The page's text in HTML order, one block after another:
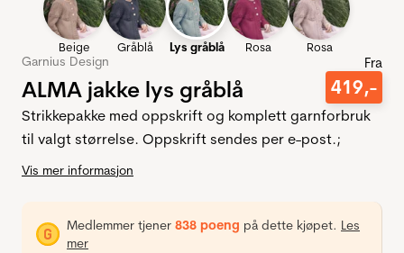
Beige Gråblå Lys gråblå Rosa Rosa
Garnius Design
ALMA jakke lys gråblå
Fra
419,-
Strikkepakke med oppskrift og komplett garnforbruk
til valgt størrelse. Oppskrift sendes per e-post.;
Vis mer informasjon
Medlemmer tjener 838 poeng på dette kjøpet. Les
mer